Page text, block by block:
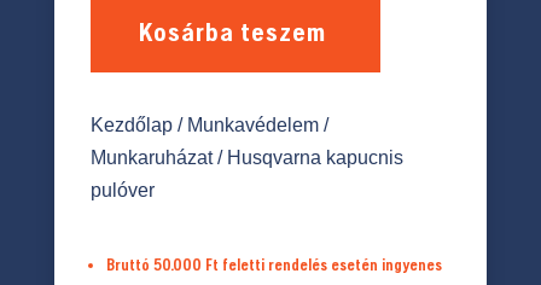
Kosárba teszem
Kezdőlap/ Munkavédelem/
Munkaruházat/ Husqvarna kapucnis
pulóver
Bruttó 50.000 Ft feletti rendelés esetén ingyenes